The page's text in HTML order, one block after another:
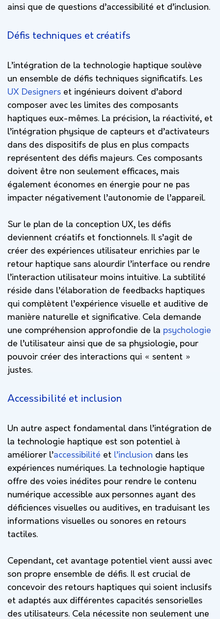
ainsi que de questions d’accessibilité et d’inclusion.
Défis techniques et créatifs
L’intégration de la technologie haptique soulève
un ensemble de défis techniques significatifs. Les
UX Designers et ingénieurs doivent d’abord
composer avec les limites des composants
haptiques eux-mêmes. La précision, la réactivité, et
l’intégration physique de capteurs et d’activateurs
dans des dispositifs de plus en plus compacts
représentent des défis majeurs. Ces composants
doivent être non seulement efficaces, mais
également économes en énergie pour ne pas
impacter négativement l’autonomie de l’appareil.
Sur le plan de la conception UX, les défis
deviennent créatifs et fonctionnels. Il s’agit de
créer des expériences utilisateur enrichies par le
retour haptique sans alourdir l’interface ou rendre
l’interaction utilisateur moins intuitive. La subtilité
réside dans l’élaboration de feedbacks haptiques
qui complètent l’expérience visuelle et auditive de
manière naturelle et significative. Cela demande
une compréhension approfondie de la psychologie
de l’utilisateur ainsi que de sa physiologie, pour
pouvoir créer des interactions qui « sentent »
justes.
Accessibilité et inclusion
Un autre aspect fondamental dans l’intégration de
la technologie haptique est son potentiel à
améliorer l’accessibilité et l’inclusion dans les
expériences numériques. La technologie haptique
offre des voies inédites pour rendre le contenu
numérique accessible aux personnes ayant des
déficiences visuelles ou auditives, en traduisant les
informations visuelles ou sonores en retours
tactiles.
Cependant, cet avantage potentiel vient aussi avec
son propre ensemble de défis. Il est crucial de
concevoir des retours haptiques qui soient inclusifs
et adaptés aux différentes capacités sensorielles
des utilisateurs. Cela nécessite non seulement une